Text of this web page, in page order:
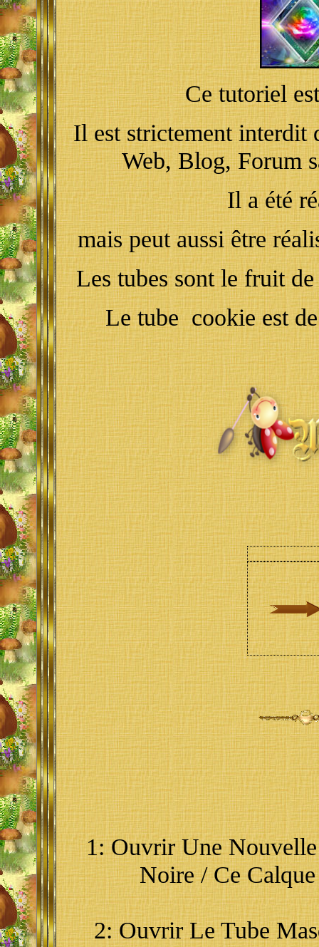
Ce tutoriel
Il est strictement interdit
Web, Blog, Forum
Il a été
mais peut aussi être
Les tubes sont le fruit
Le tube cookie est
1: Ouvrir Une
Noire / Ce
2: Ouvrir Le Tube